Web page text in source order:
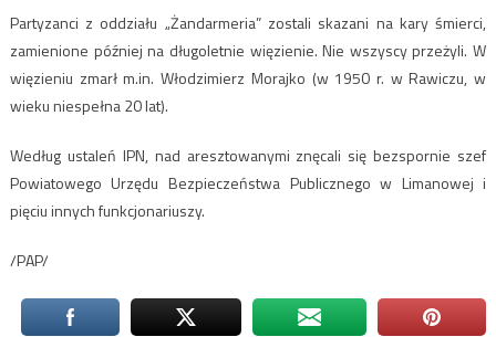
Partyzanci z oddziału „Żandarmeria” zostali skazani na kary śmierci,
zamienione później na długoletnie więzienie. Nie wszyscy przeżyli. W
więzieniu zmarł m.in. Włodzimierz Morajko (w 1950 r. w Rawiczu, w
wieku niespełna 20 lat).
Według ustaleń IPN, nad aresztowanymi znęcali się bezspornie szef
Powiatowego Urzędu Bezpieczeństwa Publicznego w Limanowej i
pięciu innych funkcjonariuszy.
/PAP/